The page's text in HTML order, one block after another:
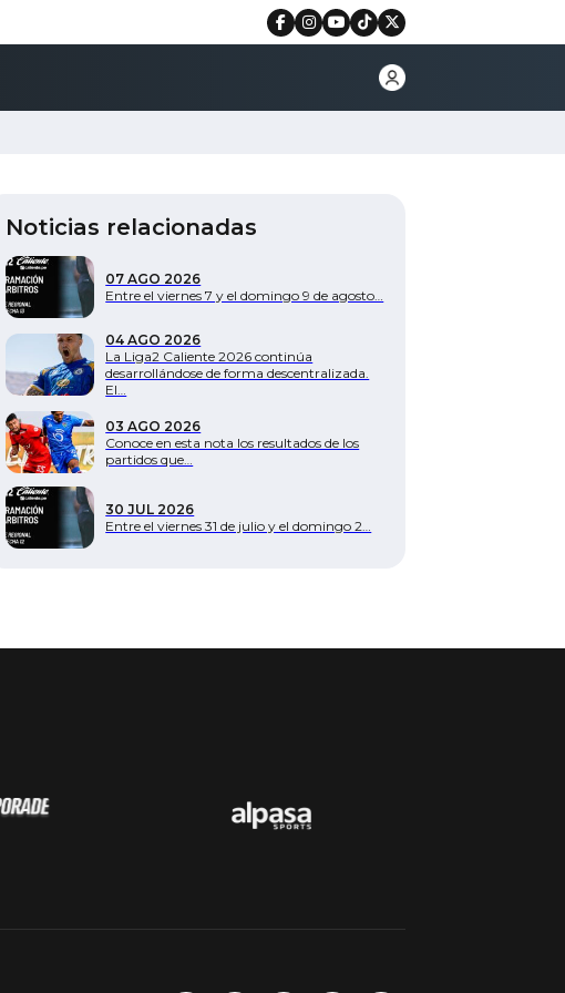
Noticias relacionadas
07 AGO 2026
Entre el viernes 7 y el domingo 9 de agosto…
04 AGO 2026
La Liga2 Caliente 2026 continúa
desarrollándose de forma descentralizada.
El…
03 AGO 2026
Conoce en esta nota los resultados de los
partidos que…
30 JUL 2026
Entre el viernes 31 de julio y el domingo 2…